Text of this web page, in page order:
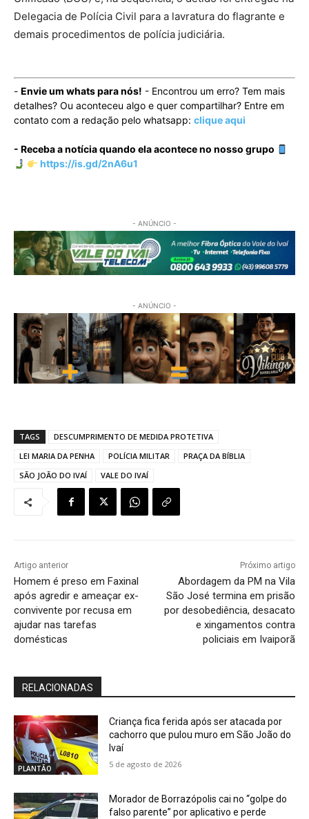
Delegacia de Polícia Civil para a lavratura do flagrante e
demais procedimentos de polícia judiciária.
- Envie um whats para nós! - Encontrou um erro? Tem mais
detalhes? Ou aconteceu algo e quer compartilhar? Entre em
contato com a redação pelo whatsapp: clique aqui
- Receba a notícia quando ela acontece no nosso grupo
https://is.gd/2nA6u1
- ANÚNCIO -
- ANÚNCIO -
TAGS
DESCUMPRIMENTO DE MEDIDA PROTETIVA
LEI MARIA DA PENHA
POLÍCIA MILITAR
PRAÇA DA BÍBLIA
SÃO JOÃO DO IVAÍ
VALE DO IVAÍ
Artigo anterior
Homem é preso em Faxinal
após agredir e ameaçar ex-
convivente por recusa em
ajudar nas tarefas
domésticas
Próximo artigo
Abordagem da PM na Vila
São José termina em prisão
por desobediência, desacato
e xingamentos contra
policiais em Ivaiporã
RELACIONADAS
PLANTÃO
Criança fica ferida após ser atacada por
cachorro que pulou muro em São João do
Ivaí
5 de agosto de 2026
Morador de Borrazópolis cai no “golpe do
falso parente” por aplicativo e perde